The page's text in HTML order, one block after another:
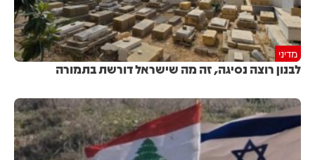
מדיני
לבנון רוצה נסיגה, זה מה שישראל דורשת בתמורה